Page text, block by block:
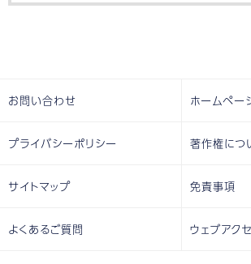
お問い合わせ ホームペー
プライバシーポリシー 著作権につ
サイトマップ 免責事項
よくあるご質問 ウェブアク